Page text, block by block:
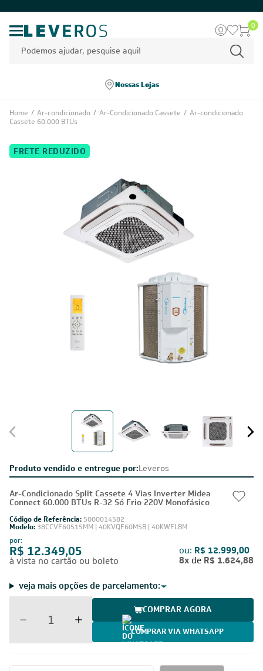
0
Nossas Lojas
Home / Ar-condicionado / Ar-Condicionado Cassete / Ar-condicionado
Cassete 60.000 BTUs
Produto vendido e entregue por:Leveros
Ar-Condicionado Split Cassete 4 Vias Inverter Midea
Connect 60.000 BTUs R-32 Só Frio 220V Monofásico
Código de Referência: 5000014582
Modelo: 38CCVF60515MM | 40KVQF60M5B | 40KWFLBM
por:
R$ 12.349,05
à vista no cartão ou boleto
ou: R$ 12.999,00
8x de R$ 1.624,88
veja mais opções de parcelamento:
COMPRAR AGORA
COMPRAR VIA WHATSAPP
FRETE REDUZIDO